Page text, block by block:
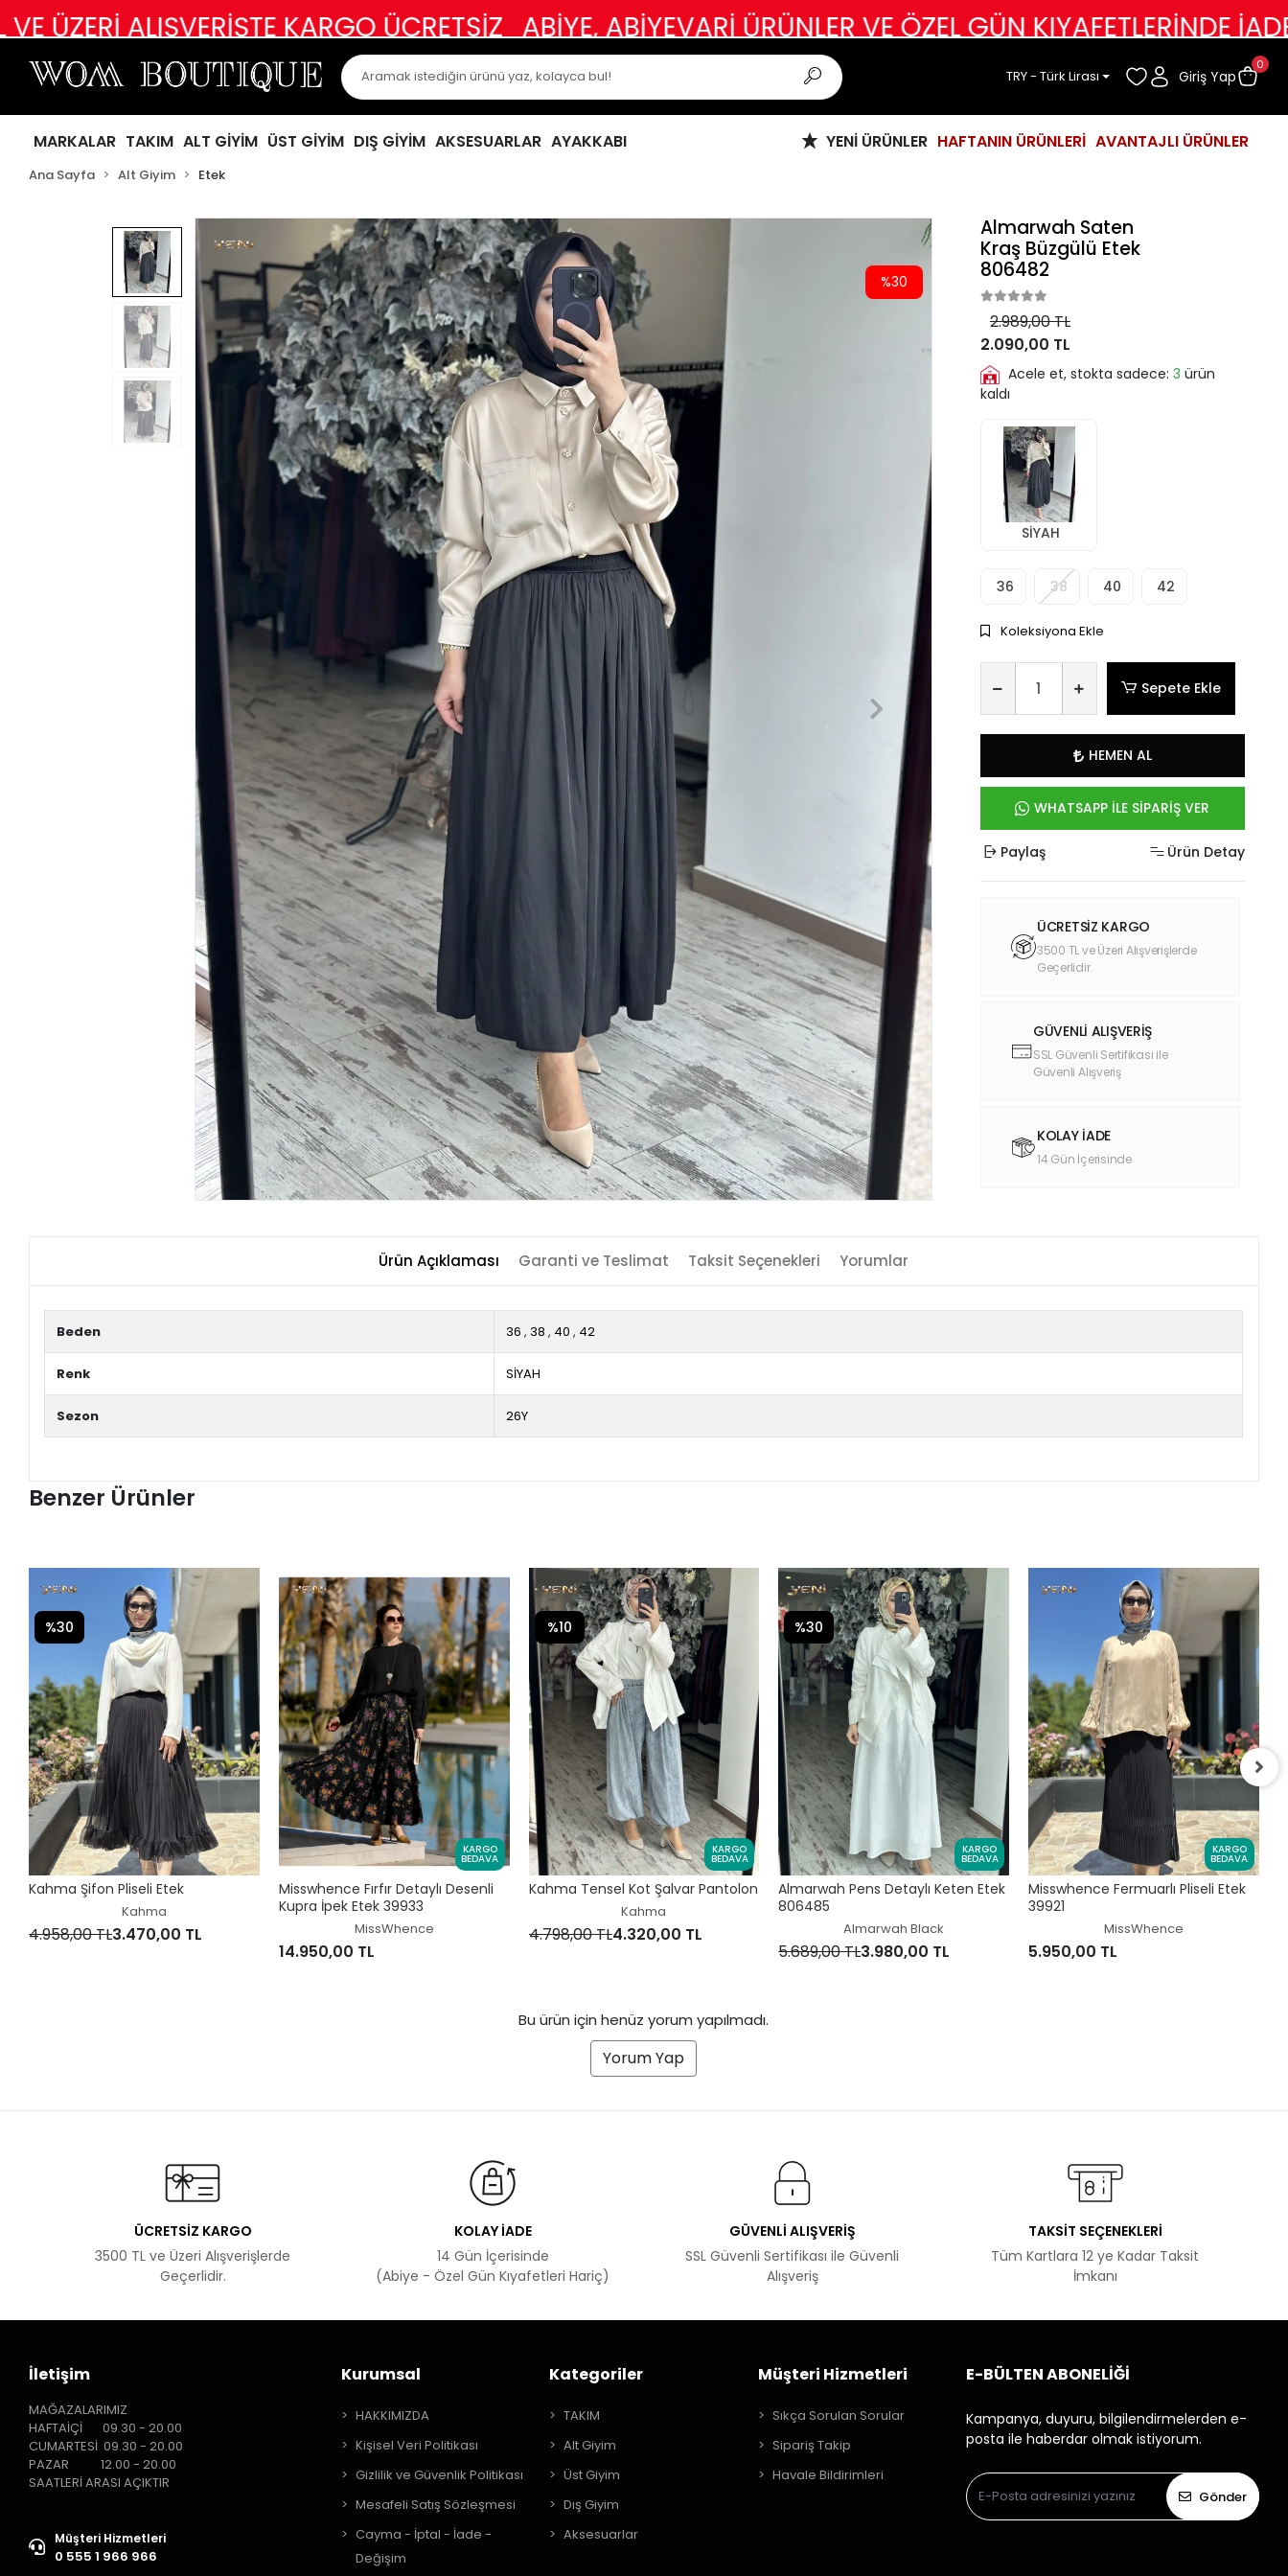
KARGO ÜCRETSİZ ABİYE, ABİYEVARİ ÜRÜNLER VE ÖZEL GÜN KIYAFETLERİNDE İADE
TRY - Türk Lirası Giriş Yap
0
MARKALAR TAKIM ALT GİYİM ÜST GİYİM DIŞ GİYİM AKSESUARLAR AYAKKABI YENİ ÜRÜNLER HAFTANIN ÜRÜNLERİ AVANTAJLI ÜRÜNLER
Ana Sayfa Alt Giyim Etek
%30
Almarwah Saten
Kraş Büzgülü Etek
806482
2.989,00 TL
2.090,00 TL
Acele et, stokta sadece: 3 ürün
kaldı
SİYAH
36 38 40 42
Koleksiyona Ekle
Sepete Ekle
HEMEN AL
WHATSAPP İLE SİPARİŞ VER
Paylaş Ürün Detay
ÜCRETSİZ KARGO
3500 TL ve Üzeri Alışverişlerde
Geçerlidir.
GÜVENLİ ALIŞVERİŞ
SSL Güvenli Sertifikası ile
Güvenli Alışveriş
KOLAY İADE
14 Gün İçerisinde
Ürün Açıklaması Garanti ve Teslimat Taksit Seçenekleri Yorumlar
Beden 36 ,38 , 40 , 42
Renk SİYAH
Sezon 26Y
Benzer Ürünler
Kahma Şifon Pliseli Etek
Kahma
4.958,00 TL3.470,00 TL
%30
KARGO
BEDAVA
Misswhence Fırfır Detaylı Desenli
Kupra İpek Etek 39933
MissWhence
14.950,00 TL
KARGO
BEDAVA
Kahma Tensel Kot Şalvar Pantolon
Kahma
4.798,00 TL4.320,00 TL
%10
KARGO
BEDAVA
Almarwah Pens Detaylı Keten Etek
806485
Almarwah Black
5.689,00 TL3.980,00 TL
%30
KARGO
BEDAVA
Misswhence Fermuarlı Pliseli Etek
39921
MissWhence
5.950,00 TL
Bu ürün için henüz yorum yapılmadı.
Yorum Yap
ÜCRETSİZ KARGO
3500 TL ve Üzeri Alışverişlerde
Geçerlidir.
KOLAY İADE
14 Gün İçerisinde
(Abiye - Özel Gün Kıyafetleri Hariç)
GÜVENLİ ALIŞVERİŞ
SSL Güvenli Sertifikası ile Güvenli
Alışveriş
TAKSİT SEÇENEKLERİ
Tüm Kartlara 12 ye Kadar Taksit
İmkanı
İletişim
MAĞAZALARIMIZ
HAFTAİÇİ 09.30 - 20.00
CUMARTESİ 09.30 - 20.00
PAZAR 12.00 - 20.00
SAATLERİ ARASI AÇIKTIR
Müşteri Hizmetleri
0 555 1 966 966
Kurumsal
HAKKIMIZDA
Kişisel Veri Politikası
Gizlilik ve Güvenlik Politikası
Mesafeli Satış Sözleşmesi
Cayma - İptal - İade -
Değişim
Kategoriler
TAKIM
Alt Giyim
Üst Giyim
Dış Giyim
Aksesuarlar
Müşteri Hizmetleri
Sıkça Sorulan Sorular
Sipariş Takip
Havale Bildirimleri
E-BÜLTEN ABONELİĞİ
Kampanya, duyuru, bilgilendirmelerden e-
posta ile haberdar olmak istiyorum.
Gönder